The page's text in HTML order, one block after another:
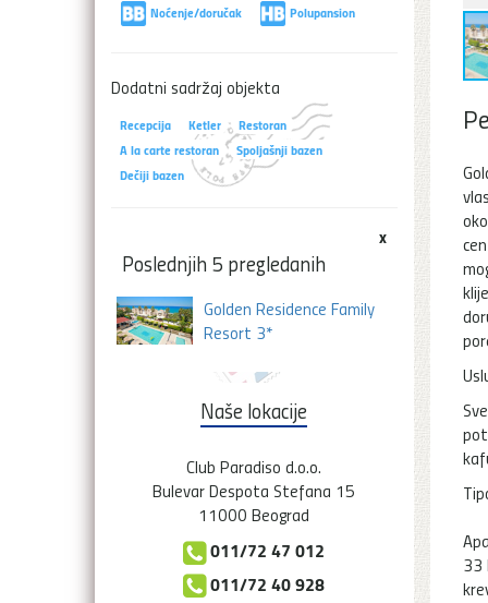
33
Noćenje/doručak
Polupansion
Dodatni sadržaj objekta
Recepcija Ketler
Restoran
A la carte restoran
Spoljašnji bazen
Dečiji bazen
x
Poslednjih 5 pregledanih
Golden Residence Family
Resort 3*
Naše lokacije
Club Paradiso d.o.o.
Bulevar Despota Stefana 15
11000 Beograd
011/72 47 012
011/72 40 928